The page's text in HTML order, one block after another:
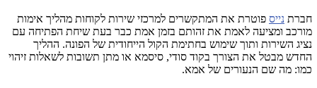
חברת נייס פוטרת את המתקשרים למרכזי שירות לקוחות מהליך אימות
מורכב ומציעה לאמת את זהותם בזמן אמת כבר בעת שיחת הפתיחה עם
נציג השירות ותוך שימוש בחתימת הקול הייחודית של הפונה. ההליך
החדש מבטל את הצורך בקוד סודי, סיסמא או מתן תשובות לשאלות זיהוי
כמו: מה שם הנעורים של אמא.